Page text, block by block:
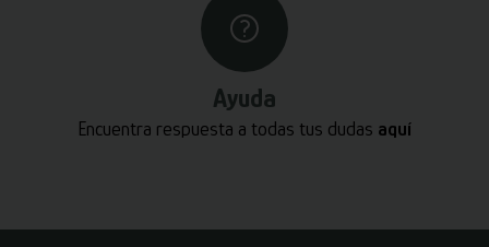
Ayuda
Encuentra respuesta a todas tus dudas aquí